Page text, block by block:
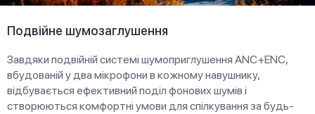
Подвійне шумозаглушення
Завдяки подвійній системі шумоприглушення ANC+ENC,
вбудованій у два мікрофони в кожному навушнику,
відбувається ефективний поділ фонових шумів і
створюються комфортні умови для спілкування за будь-